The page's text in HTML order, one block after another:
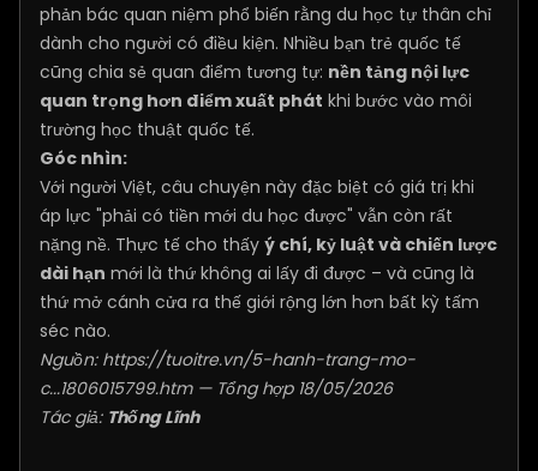
phản bác quan niệm phổ biến rằng du học tự thân chỉ
dành cho người có điều kiện. Nhiều bạn trẻ quốc tế
cũng chia sẻ quan điểm tương tự: nền tảng nội lực
quan trọng hơn điểm xuất phát khi bước vào môi
trường học thuật quốc tế.
Góc nhìn:
Với người Việt, câu chuyện này đặc biệt có giá trị khi
áp lực "phải có tiền mới du học được" vẫn còn rất
nặng nề. Thực tế cho thấy ý chí, kỷ luật và chiến lược
dài hạn mới là thứ không ai lấy đi được – và cũng là
thứ mở cánh cửa ra thế giới rộng lớn hơn bất kỳ tấm
séc nào.
Nguồn: https://tuoitre.vn/5-hanh-trang-mo-
c...1806015799.htm— Tổng hợp 18/05/2026
Tác giả: Thống Lĩnh